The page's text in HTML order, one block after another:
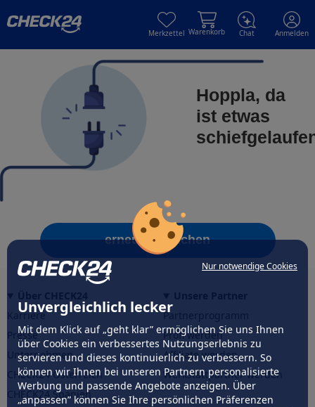
Nur notwendige Cookies
Unvergleichlich lecker
Mit dem Klick auf „geht klar” ermöglichen Sie uns Ihnen
über Cookies ein verbessertes Nutzungserlebnis zu
servieren und dieses kontinuierlich zu verbessern. So
können wir Ihnen bei unseren Partnern personalisierte
Werbung und passende Angebote anzeigen. Über
„anpassen” können Sie Ihre persönlichen Präferenzen
Merkzettel Warenkorb Chat Anmelden
Hoppla, da
ist etwas
erneut versuchen
Karriere
Presse
Unternehmen
CHECK24 Österreich
CHECK24 Spanien
Partnerprogramm
Profi werden
Affiliate werden
Werkstattpartner werden